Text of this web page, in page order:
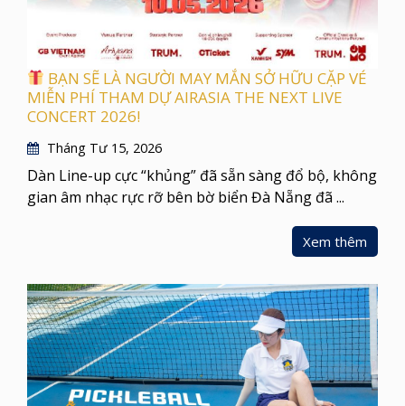
BẠN SẼ LÀ NGƯỜI MAY MẮN SỞ HỮU CẶP VÉ
MIỄN PHÍ THAM DỰ AIRASIA THE NEXT LIVE
CONCERT 2026!
Tháng Tư 15, 2026
Dàn Line-up cực “khủng” đã sẵn sàng đổ bộ, không
gian âm nhạc rực rỡ bên bờ biển Đà Nẵng đã ...
Xem thêm